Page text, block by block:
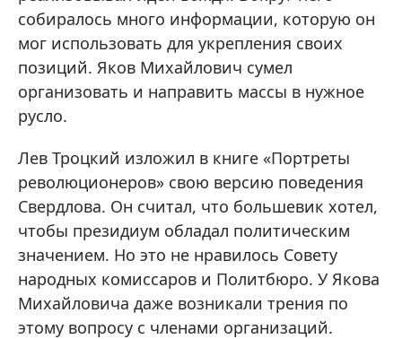
собиралось много информации, которую он
мог использовать для укрепления своих
позиций. Яков Михайлович сумел
организовать и направить массы в нужное
русло.
Лев Троцкий изложил в книге «Портреты
революционеров» свою версию поведения
Свердлова. Он считал, что большевик хотел,
чтобы президиум обладал политическим
значением. Но это не нравилось Совету
народных комиссаров и Политбюро. У Якова
Михайловича даже возникали трения по
этому вопросу с членами организаций.